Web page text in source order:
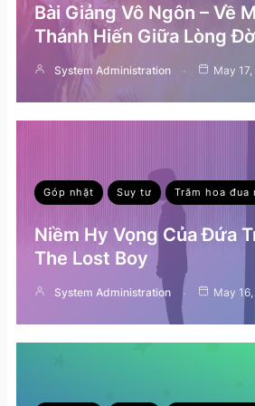
Bài Giảng Vô Ngôn – Về
Thánh Hiến Giữa Lòng
System Administration May
Góp nhặt Suy tư Trăm hoa đua
Niềm Hy Vọng Của Đứa
The Lost Boy
System Administration May